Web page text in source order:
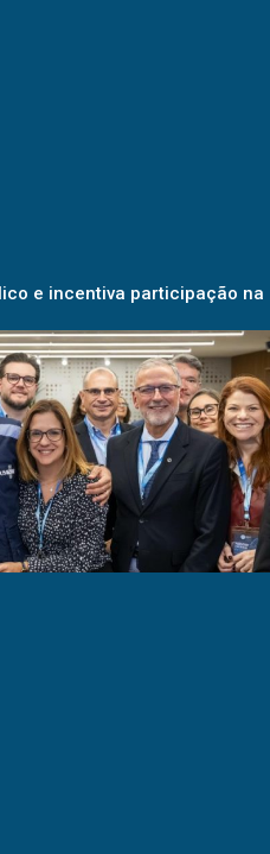
e incentiva participação na